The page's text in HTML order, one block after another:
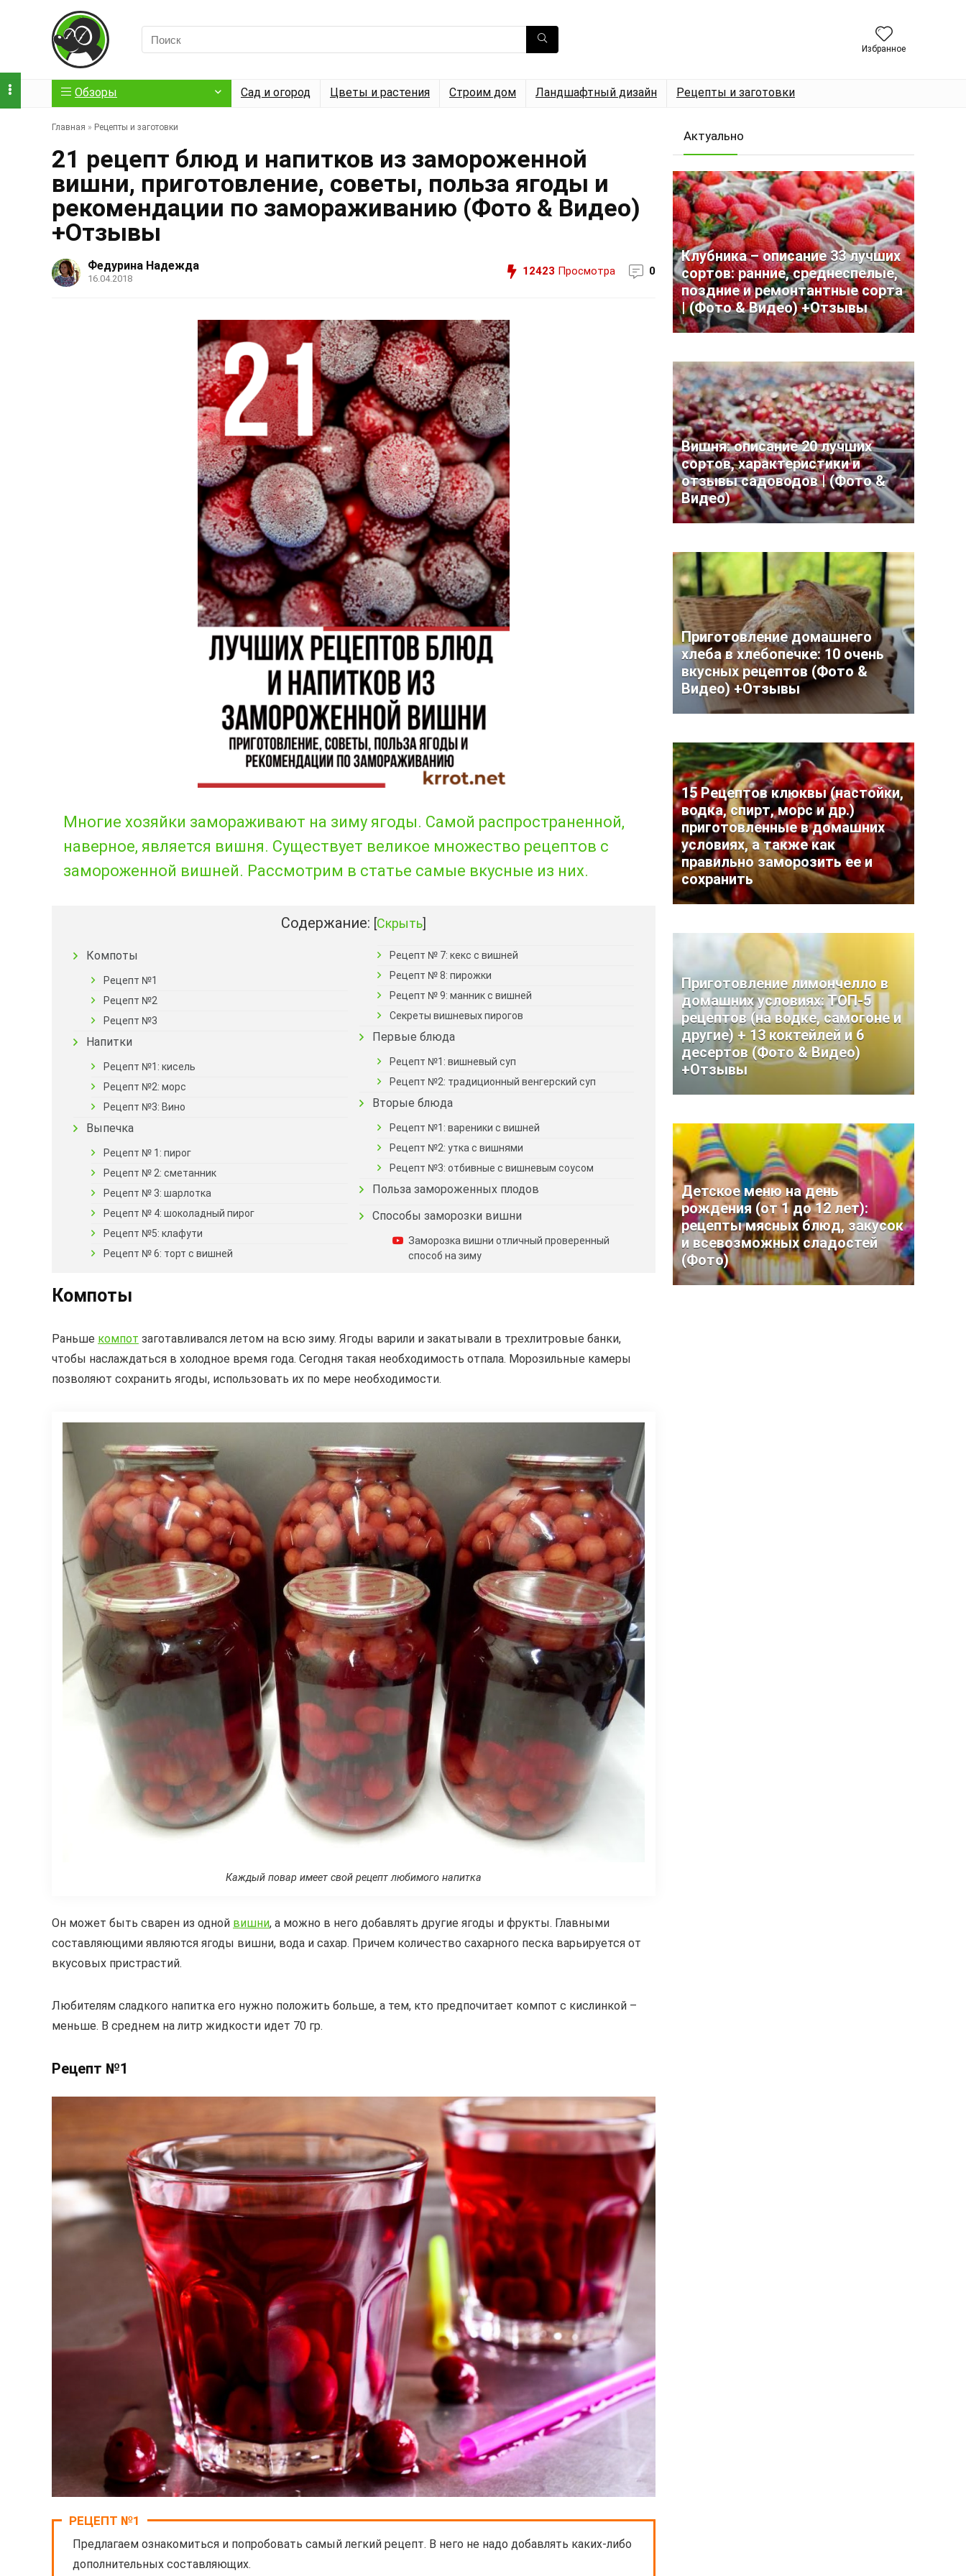
Избранное
Обзоры Сад и огород Цветы и растения Строим дом Ландшафтный дизайн Рецепты и заготовки
Главная » Рецепты и заготовки
21 рецепт блюд и напитков из замороженной
вишни, приготовление, советы, польза ягоды и
рекомендации по замораживанию (Фото & Видео)
+Отзывы
Федурина Надежда
16.04.2018
12423 Просмотра 0
Многие хозяйки замораживают на зиму ягоды. Самой распространенной,
наверное, является вишня. Существует великое множество рецептов с
замороженной вишней. Рассмотрим в статье самые вкусные из них.
Содержание: [Скрыть]
Компоты
Рецепт №1
Рецепт №2
Рецепт №3
Напитки
Рецепт №1: кисель
Рецепт №2: морс
Рецепт №3: Вино
Выпечка
Рецепт № 1: пирог
Рецепт № 2: сметанник
Рецепт № 3: шарлотка
Рецепт № 4: шоколадный пирог
Рецепт №5: клафути
Рецепт № 6: торт с вишней
Рецепт № 7: кекс с вишней
Рецепт № 8: пирожки
Рецепт № 9: манник с вишней
Секреты вишневых пирогов
Первые блюда
Рецепт №1: вишневый суп
Рецепт №2: традиционный венгерский суп
Вторые блюда
Рецепт №1: вареники с вишней
Рецепт №2: утка с вишнями
Рецепт №3: отбивные с вишневым соусом
Польза замороженных плодов
Способы заморозки вишни
Заморозка вишни отличный проверенный
способ на зиму
Компоты
Раньше компот заготавливался летом на всю зиму. Ягоды варили и закатывали в трехлитровые банки,
чтобы наслаждаться в холодное время года. Сегодня такая необходимость отпала. Морозильные камеры
позволяют сохранить ягоды, использовать их по мере необходимости.
Каждый повар имеет свой рецепт любимого напитка
Он может быть сварен из одной вишни, а можно в него добавлять другие ягоды и фрукты. Главными
составляющими являются ягоды вишни, вода и сахар. Причем количество сахарного песка варьируется от
вкусовых пристрастий.
Любителям сладкого напитка его нужно положить больше, а тем, кто предпочитает компот с кислинкой –
меньше. В среднем на литр жидкости идет 70 гр.
Рецепт №1
РЕЦЕПТ №1
Предлагаем ознакомиться и попробовать самый легкий рецепт. В него не надо добавлять каких-либо
дополнительных составляющих.
Актуально
Клубника – описание 33 лучших
сортов: ранние, среднеспелые,
поздние и ремонтантные сорта
| (Фото & Видео) +Отзывы
Вишня: описание 20 лучших
сортов, характеристики и
отзывы садоводов | (Фото &
Видео)
Приготовление домашнего
хлеба в хлебопечке: 10 очень
вкусных рецептов (Фото &
Видео) +Отзывы
15 Рецептов клюквы (настойки,
водка, спирт, морс и др.)
приготовленные в домашних
условиях, а также как
правильно заморозить ее и
сохранить
Приготовление лимончелло в
домашних условиях: ТОП-5
рецептов (на водке, самогоне и
другие) + 13 коктейлей и 6
десертов (Фото & Видео)
+Отзывы
Детское меню на день
рождения (от 1 до 12 лет):
рецепты мясных блюд, закусок
и всевозможных сладостей
(Фото)